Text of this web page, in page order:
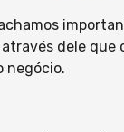
dele que
negócio.